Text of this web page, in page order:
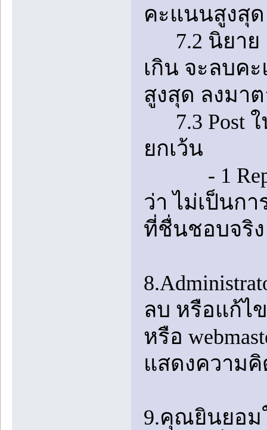
คะแนนสูงสุด
7.2 นิยาย 1
เกิน จะลบค
สูงสุด ลงมา
7.3 Post ใ
ยกเว้น
- 1 Reply
ว่า ไม่เป็นก
ที่ชื่นชอบจริ
ลบ หรือแก้ไข
หรือ
แสดงความคิ
9.คุณยินยอม